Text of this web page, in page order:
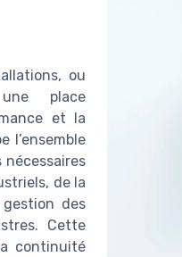
ou
place
et la
l’ensemble
de la
des
Cette
continuité